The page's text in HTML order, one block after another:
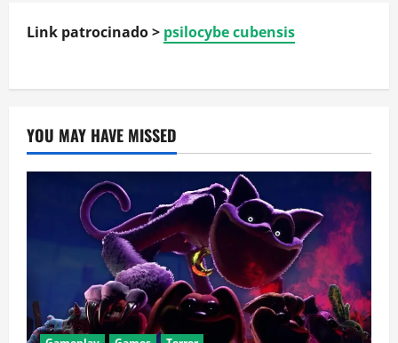
Link patrocinado > psilocybe cubensis
YOU MAY HAVE MISSED